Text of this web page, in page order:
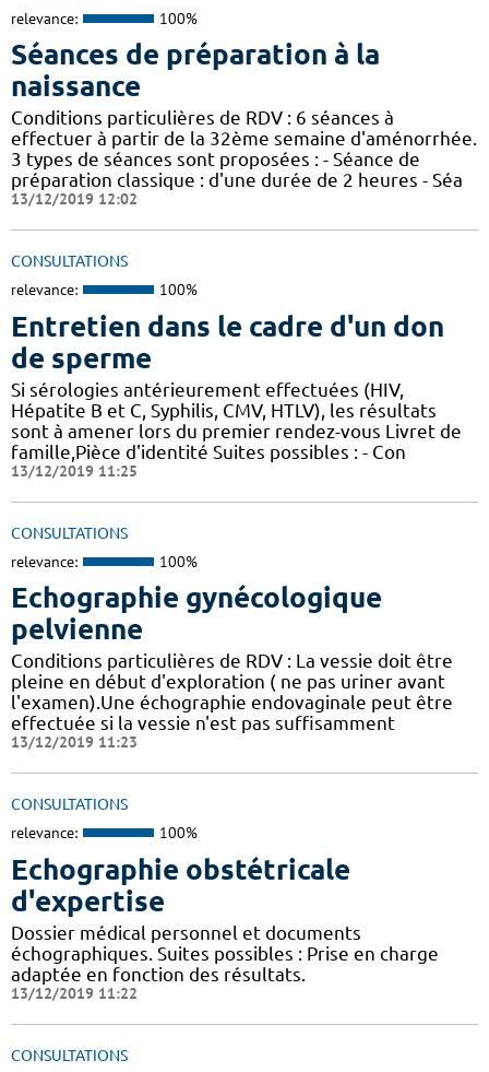
relevance: 100%
Séances de préparation à la
naissance
Conditions particulières de RDV : 6 séances à
effectuer à partir de la 32ème semaine d'aménorrhée.
3 types de séances sont proposées : - Séance de
préparation classique : d'une durée de 2 heures - Séa
13/12/2019 12:02
CONSULTATIONS
relevance: 100%
Entretien dans le cadre d'un don
de sperme
Si sérologies antérieurement effectuées (HIV,
Hépatite B et C, Syphilis, CMV, HTLV), les résultats
sont à amener lors du premier rendez-vous Livret de
famille,Pièce d'identité Suites possibles : - Con
13/12/2019 11:25
CONSULTATIONS
relevance: 100%
Echographie gynécologique
pelvienne
Conditions particulières de RDV : La vessie doit être
pleine en début d'exploration ( ne pas uriner avant
l'examen).Une échographie endovaginale peut être
effectuée si la vessie n'est pas suffisamment
13/12/2019 11:23
CONSULTATIONS
relevance: 100%
Echographie obstétricale
d'expertise
Dossier médical personnel et documents
échographiques. Suites possibles : Prise en charge
adaptée en fonction des résultats.
13/12/2019 11:22
CONSULTATIONS